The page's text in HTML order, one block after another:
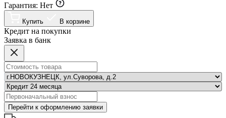
Гарантия: Нет
Купить В корзине
Кредит на покупки
Заявка в банк
Перейти к оформлению заявки